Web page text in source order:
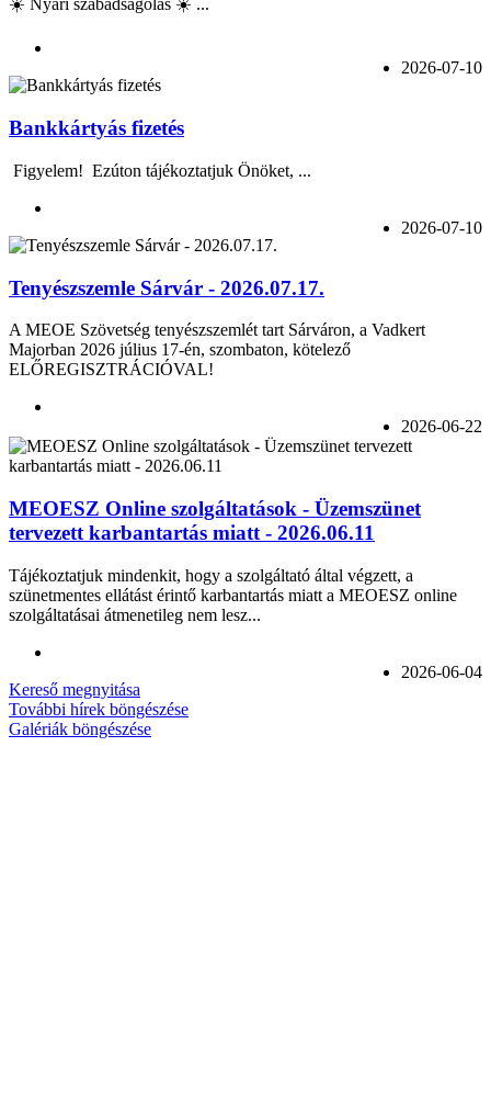
☀️ Nyári szabadságolás ☀️ ...
2026-07-10
Bankkártyás fizetés
Figyelem! Ezúton tájékoztatjuk Önöket, ...
2026-07-10
Tenyészszemle Sárvár - 2026.07.17.
A MEOE Szövetség tenyészszemlét tart Sárváron, a Vadkert
Majorban 2026 július 17-én, szombaton, kötelező
ELŐREGISZTRÁCIÓVAL!
2026-06-22
MEOESZ Online szolgáltatások - Üzemszünet
tervezett karbantartás miatt - 2026.06.11
Tájékoztatjuk mindenkit, hogy a szolgáltató által végzett, a
szünetmentes ellátást érintő karbantartás miatt a MEOESZ online
szolgáltatásai átmenetileg nem lesz...
2026-06-04
Kereső megnyitása
További hírek böngészése
Galériák böngészése